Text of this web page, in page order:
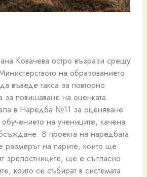
Ковачева остро възрази срещу
на образованието
въведе такса за повторно
за повишаване на оценката.
в Наредба №11 за оценяване
обучението на учениците, качена
В проекта на наредбата
на парите, които ще
зрелостниците, ще е съгласно
които се събират в системата